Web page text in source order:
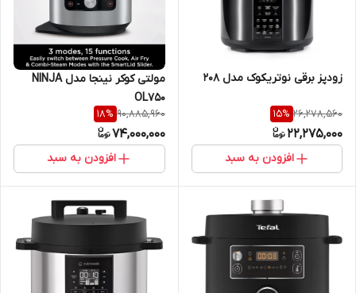
زودپز برقی نوتریکوک مدل 208
26,278,560
15%
22,275,000
افزودن به سبد
مولتی کوکر نینجا مدل NINJA
OL750
90,885,960
18%
74,000,000
افزودن به سبد